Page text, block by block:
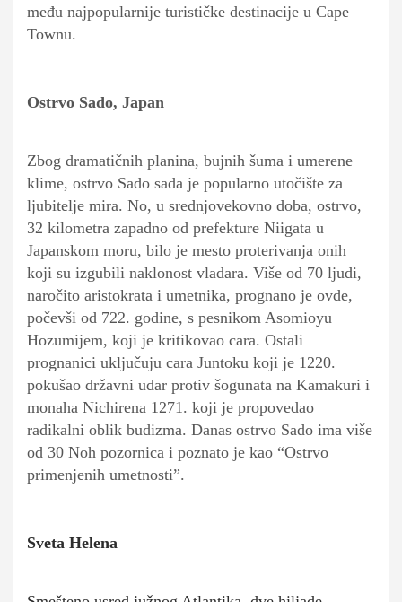
među najpopularnije turističke destinacije u Cape
Townu.
Ostrvo Sado, Japan
Zbog dramatičnih planina, bujnih šuma i umerene
klime, ostrvo Sado sada je popularno utočište za
ljubitelje mira. No, u srednjovekovno doba, ostrvo,
32 kilometra zapadno od prefekture Niigata u
Japanskom moru, bilo je mesto proterivanja onih
koji su izgubili naklonost vladara. Više od 70 ljudi,
naročito aristokrata i umetnika, prognano je ovde,
počevši od 722. godine, s pesnikom Asomioyu
Hozumijem, koji je kritikovao cara. Ostali
prognanici uključuju cara Juntoku koji je 1220.
pokušao državni udar protiv šogunata na Kamakuri i
monaha Nichirena 1271. koji je propovedao
radikalni oblik budizma. Danas ostrvo Sado ima više
od 30 Noh pozornica i poznato je kao “Ostrvo
primenjenih umetnosti”.
Sveta Helena